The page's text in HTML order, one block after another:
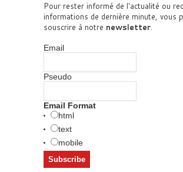
Pour rester informé de l'actualité ou
informations de dernière minute, vous
souscrire à notre newsletter.
Email
Pseudo
Email Format
html
text
mobile